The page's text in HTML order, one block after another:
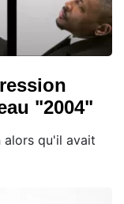
"2004"
alors qu'il avait